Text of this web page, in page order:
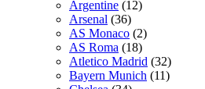
Argentine (12)
Arsenal (36)
AS Monaco (2)
AS Roma (18)
Atletico Madrid (32)
Bayern Munich (11)